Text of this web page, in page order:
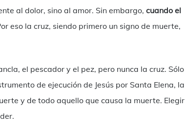
al dolor, sino al amor. Sin embargo, cuando el
eso la cruz, siendo primero un signo de muerte,
el pescador y el pez, pero nunca la cruz. Sólo
de ejecución de Jesús por Santa Elena, la
y de todo aquello que causa la muerte. Elegir